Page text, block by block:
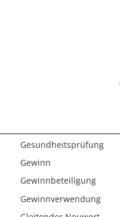
Gesundheitsprüfung
Gewinn
Gewinnbeteiligung
Gewinnverwendung